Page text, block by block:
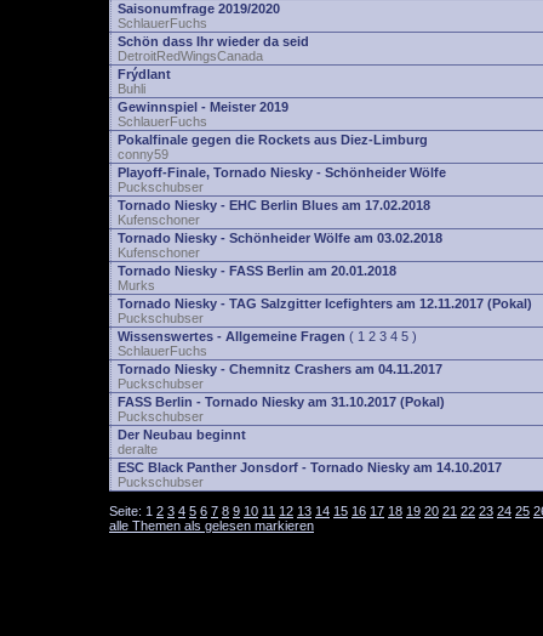
Saisonumfrage 2019/2020
SchlauerFuchs
Schön dass Ihr wieder da seid
DetroitRedWingsCanada
Frýdlant
Buhli
Gewinnspiel - Meister 2019
SchlauerFuchs
Pokalfinale gegen die Rockets aus Diez-Limburg
conny59
Playoff-Finale, Tornado Niesky - Schönheider Wölfe
Puckschubser
Tornado Niesky - EHC Berlin Blues am 17.02.2018
Kufenschoner
Tornado Niesky - Schönheider Wölfe am 03.02.2018
Kufenschoner
Tornado Niesky - FASS Berlin am 20.01.2018
Murks
Tornado Niesky - TAG Salzgitter Icefighters am 12.11.2017 (Pokal)
Puckschubser
Wissenswertes - Allgemeine Fragen ( 1 2 3 4 5 )
SchlauerFuchs
Tornado Niesky - Chemnitz Crashers am 04.11.2017
Puckschubser
FASS Berlin - Tornado Niesky am 31.10.2017 (Pokal)
Puckschubser
Der Neubau beginnt
deralte
ESC Black Panther Jonsdorf - Tornado Niesky am 14.10.2017
Puckschubser
Seite: 1 2 3 4 5 6 7 8 9 10 11 12 13 14 15 16 17 18 19 20 21 22 23 24 25
alle Themen als gelesen markieren